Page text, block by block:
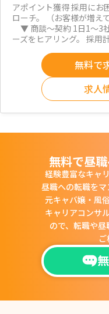
アポイント獲得 採用にお
ローチ。 （お客様が増え
▼ 商談～契約 1日1～3
ーズをヒアリング。 採用
無料で
求人
無料で昼
経験豊富なキャ
昼職への転職をマ
元キャバ嬢・風
キャリアコンサ
ので、 転職や昼
ご